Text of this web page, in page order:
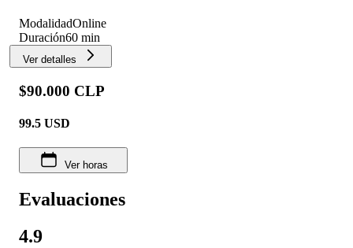
ModalidadOnline
Duración60 min
Ver detalles
$90.000 CLP
99.5 USD
Ver horas
Evaluaciones
4.9